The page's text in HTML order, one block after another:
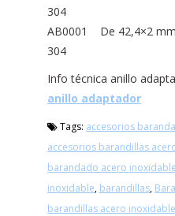
304
AB0001 De 42,4×2
304
Info técnica anillo
anillo adaptador
Tags: accesorios
accesorios barandillas
barandado acero inoxidable
inoxidable, barandillas,
barandillas acero inoxidable